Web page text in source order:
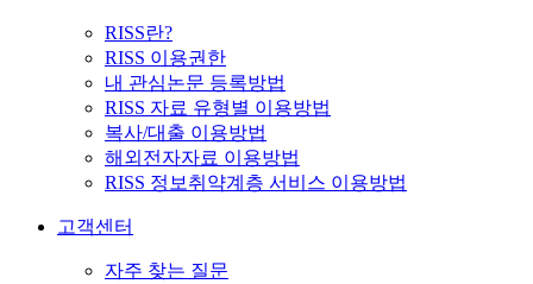
RISS란?
RISS 이용권한
내 관심논문 등록방법
RISS 자료 유형별 이용방법
복사/대출 이용방법
해외전자자료 이용방법
RISS 정보취약계층 서비스 이용방법
고객센터
자주 찾는 질문